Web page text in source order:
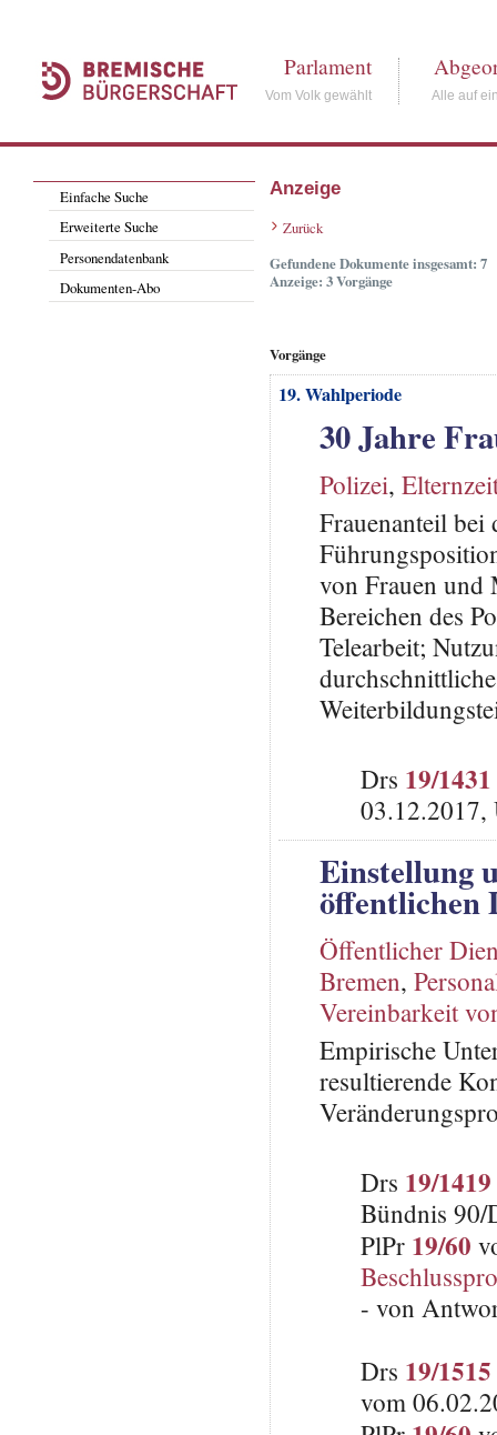
Parlament
Vom Volk gewählt Alle auf
Einfache Suche
Erweiterte Suche
Personendatenbank
Dokumenten-Abo
Anzeige
Zurück
Gefundene Dokumente insgesamt: 7
Anzeige: 3 Vorgänge
Vorgänge
19. Wahlperiode
30 Jahre
Polizei,
Frauenanteil
von Frauen und
Bereichen des
Telearbeit;
Drs 19/1431
03.12.2017,
Einstellung
öffentlichen
Öffentlicher
Bremen,
Vereinbarkeit
Empirische
resultierende
Drs 19/1419
Bündnis 90/
PlPr 19/60
- von
Drs 19/1515
vom